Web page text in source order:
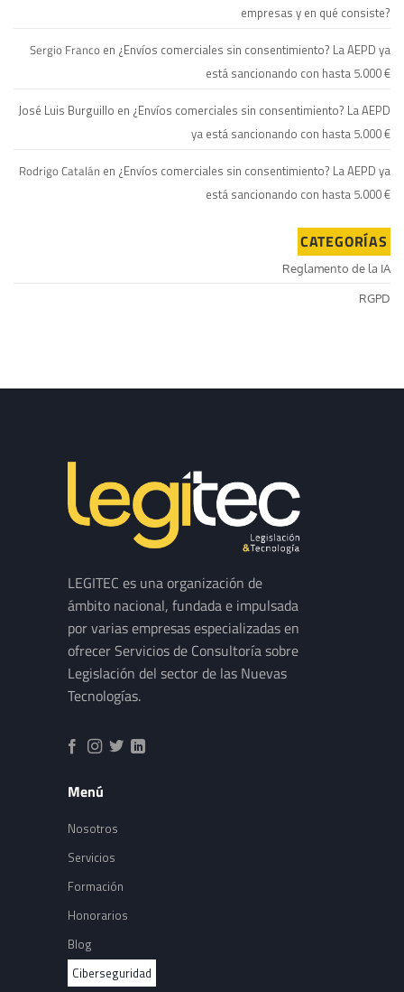
empresas y en qué consiste?
Sergio Franco en ¿Envíos comerciales sin consentimiento? La AEPD ya
está sancionando con hasta 5.000 €
José Luis Burguillo en ¿Envíos comerciales sin consentimiento? La AEPD
ya está sancionando con hasta 5.000 €
Rodrigo Catalán en ¿Envíos comerciales sin consentimiento? La AEPD ya
está sancionando con hasta 5.000 €
CATEGORÍAS
Reglamento de la IA
RGPD
LEGITEC es una organización de
ámbito nacional, fundada e impulsada
por varias empresas especializadas en
ofrecer Servicios de Consultoría sobre
Legislación del sector de las Nuevas
Tecnologías.
Menú
Nosotros
Servicios
Formación
Honorarios
Blog
Ciberseguridad